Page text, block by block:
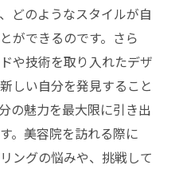
どのようなスタイルが自
ができるのです。さら
や技術を取り入れたデザ
しい自分を発見すること
の魅力を最大限に引き出
。美容院を訪れる際に
ングの悩みや、挑戦して